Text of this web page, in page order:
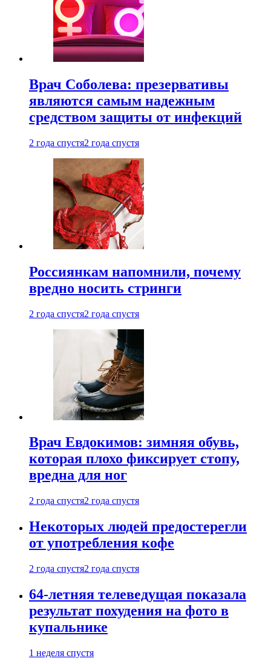
Врач Соболева: презервативы
являются самым надежным
средством защиты от инфекций
2 года спустя2 года спустя
Россиянкам напомнили, почему
вредно носить стринги
2 года спустя2 года спустя
Врач Евдокимов: зимняя обувь,
которая плохо фиксирует стопу,
вредна для ног
2 года спустя2 года спустя
Некоторых людей предостерегли
от употребления кофе
2 года спустя2 года спустя
64-летняя телеведущая показала
результат похудения на фото в
купальнике
1 неделя спустя